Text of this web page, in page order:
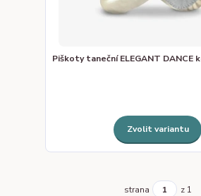
Piškoty taneční ELEGANT DANCE
Zvolit variantu
strana z 1